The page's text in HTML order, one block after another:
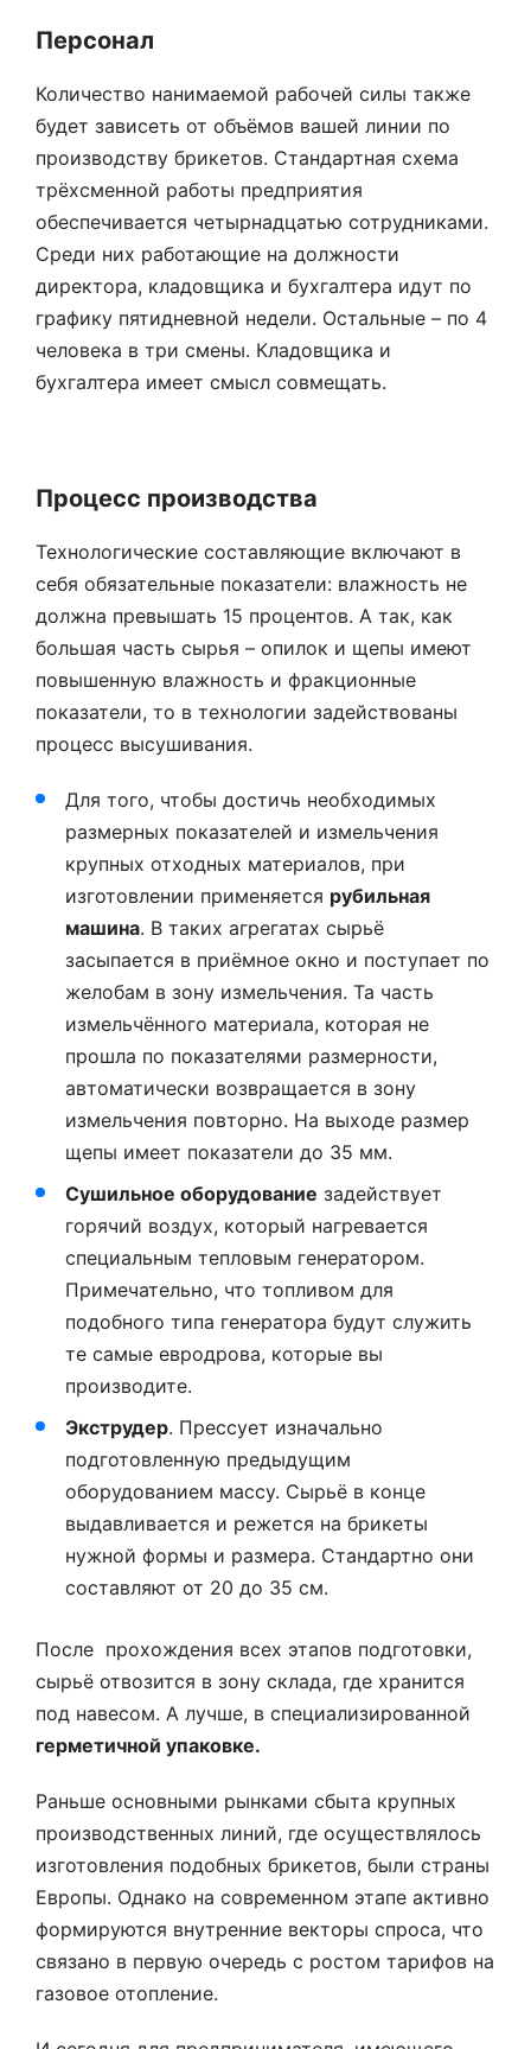
Персонал
Количество нанимаемой рабочей силы также
будет зависеть от объёмов вашей линии по
производству брикетов. Стандартная схема
трёхсменной работы предприятия
обеспечивается четырнадцатью сотрудниками.
Среди них работающие на должности
директора, кладовщика и бухгалтера идут по
графику пятидневной недели. Остальные – по 4
человека в три смены. Кладовщика и
бухгалтера имеет смысл совмещать.
Процесс производства
Технологические составляющие включают в
себя обязательные показатели: влажность не
должна превышать 15 процентов. А так, как
большая часть сырья – опилок и щепы имеют
повышенную влажность и фракционные
показатели, то в технологии задействованы
процесс высушивания.
Для того, чтобы достичь необходимых
размерных показателей и измельчения
крупных отходных материалов, при
изготовлении применяется рубильная
машина. В таких агрегатах сырьё
засыпается в приёмное окно и поступает по
желобам в зону измельчения. Та часть
измельчённого материала, которая не
прошла по показателями размерности,
автоматически возвращается в зону
измельчения повторно. На выходе размер
щепы имеет показатели до 35 мм.
Сушильное оборудование задействует
горячий воздух, который нагревается
специальным тепловым генератором.
Примечательно, что топливом для
подобного типа генератора будут служить
те самые евродрова, которые вы
производите.
Экструдер. Прессует изначально
подготовленную предыдущим
оборудованием массу. Сырьё в конце
выдавливается и режется на брикеты
нужной формы и размера. Стандартно они
составляют от 20 до 35 см.
После прохождения всех этапов подготовки,
сырьё отвозится в зону склада, где хранится
под навесом. А лучше, в специализированной
герметичной упаковке.
Раньше основными рынками сбыта крупных
производственных линий, где осуществлялось
изготовления подобных брикетов, были страны
Европы. Однако на современном этапе активно
формируются внутренние векторы спроса, что
связано в первую очередь с ростом тарифов на
газовое отопление.